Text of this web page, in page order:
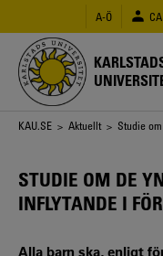
huvudinnehåll
A-Ö
Länkstig
KAU.SE > Aktuellt > Studie
STUDIE OM DE
INFLYTANDE I
Alla barn ska, enligt